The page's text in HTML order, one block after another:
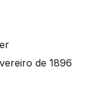
de 1896